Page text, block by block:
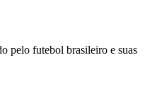
pelo futebol brasileiro e suas